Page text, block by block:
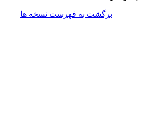
برگشت به فهرست نسخه ها